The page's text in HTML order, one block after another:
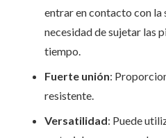
entrar en contacto con
necesidad de sujetar las
tiempo.
Fuerte unión:
resistente.
Versatilidad: Puede